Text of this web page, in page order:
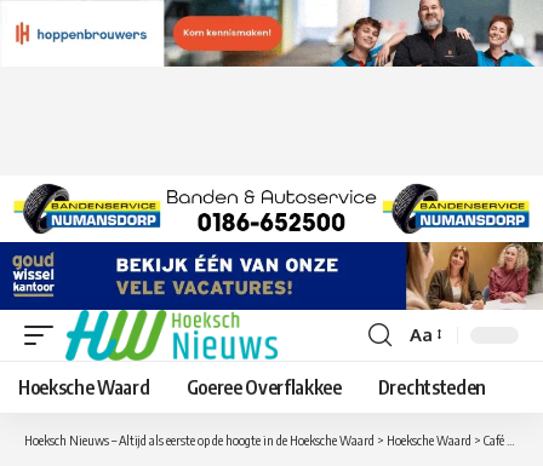
Lettergrootte
aanpassen
Aa
Hoeksche Waard Goeree Overflakkee Drechtsteden
Hoeksch Nieuws – Altijd als eerste op de hoogte in de Hoeksche Waard > Hoeksche Waard > Café GEZIeN Hoeksche Waard organiseert bijeenkomst: “Wie, Wat, Waar… in de Hoeksche Waard.”